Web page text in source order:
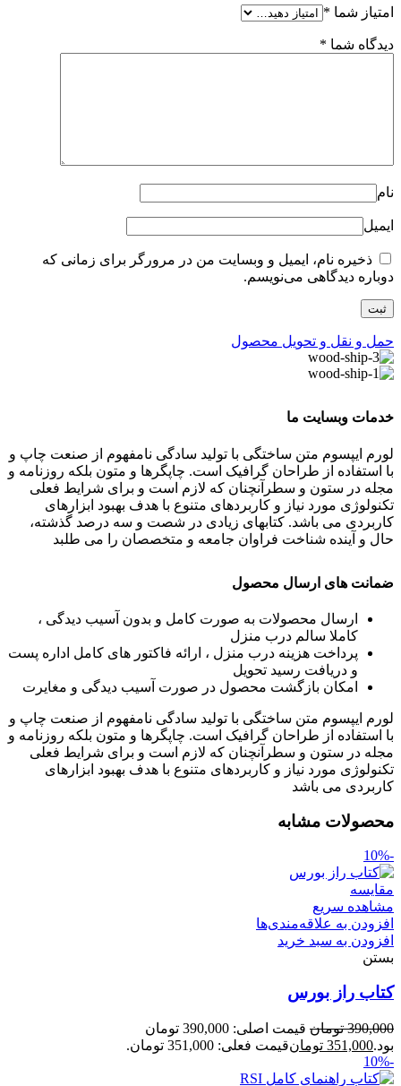
امتیاز شما *
دیدگاه شما *
نام
ایمیل
ذخیره نام، ایمیل و وبسایت من در مرورگر برای زمانی که
دوباره دیدگاهی می‌نویسم.
حمل و نقل و تحویل محصول
خدمات وبسایت ما
لورم ایپسوم متن ساختگی با تولید سادگی نامفهوم از صنعت چاپ و
با استفاده از طراحان گرافیک است. چاپگرها و متون بلکه روزنامه و
مجله در ستون و سطرآنچنان که لازم است و برای شرایط فعلی
تکنولوژی مورد نیاز و کاربردهای متنوع با هدف بهبود ابزارهای
کاربردی می باشد. کتابهای زیادی در شصت و سه درصد گذشته،
حال و آینده شناخت فراوان جامعه و متخصصان را می طلبد
ضمانت های ارسال محصول
ارسال محصولات به صورت کامل و بدون آسیب دیدگی ،
کاملا سالم درب منزل
پرداخت هزینه درب منزل ، ارائه فاکتور های کامل اداره پست
و دریافت رسید تحویل
امکان بازگشت محصول در صورت آسیب دیدگی و مغایرت
لورم ایپسوم متن ساختگی با تولید سادگی نامفهوم از صنعت چاپ و
با استفاده از طراحان گرافیک است. چاپگرها و متون بلکه روزنامه و
مجله در ستون و سطرآنچنان که لازم است و برای شرایط فعلی
تکنولوژی مورد نیاز و کاربردهای متنوع با هدف بهبود ابزارهای
کاربردی می باشد
محصولات مشابه
-10%
مقایسه
مشاهده سریع
افزودن به علاقه‌مندی‌ها
افزودن به سبد خرید
بستن
کتاب راز بورس
390,000 تومان
قیمت اصلی: 390,000 تومان
بود.351,000 تومانقیمت فعلی: 351,000 تومان.
-10%